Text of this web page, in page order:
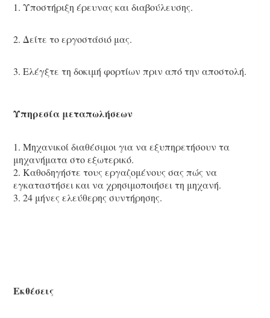
1. Υποστήριξη έρευνας και διαβούλευσης.
2. Δείτε το εργοστάσιό μας.
3. Ελέγξτε τη δοκιμή φορτίων πριν από την αποστολή.
Υπηρεσία μεταπωλήσεων
1. Μηχανικοί διαθέσιμοι για να εξυπηρετήσουν τα
μηχανήματα στο εξωτερικό.
2. Καθοδηγήστε τους εργαζομένους σας πώς να
εγκαταστήσει και να χρησιμοποιήσει τη μηχανή.
3. 24 μήνες ελεύθερης συντήρησης.
Εκθέσεις